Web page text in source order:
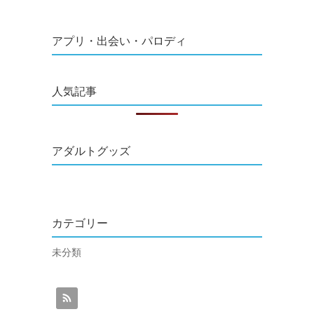
アプリ・出会い・パロディ
人気記事
アダルトグッズ
カテゴリー
未分類